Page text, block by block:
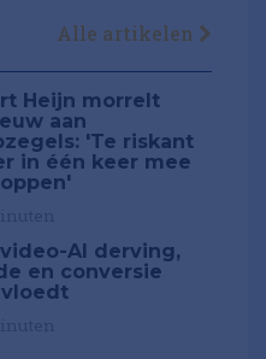
Alle artikelen
Heijn morrelt
aan
'Te riskant
in één keer mee
AI derving,
en conversie